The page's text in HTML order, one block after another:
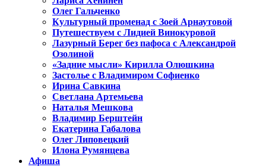
Олег Гальченко
Культурный променад с Зоей Арнаутовой
Путешествуем с Лидией Винокуровой
Лазурный Берег без пафоса с Александрой
Озолиной
«Задние мысли» Кирилла Олюшкина
Застолье с Владимиром Софиенко
Ирина Савкина
Светлана Артемьева
Наталья Мешкова
Владимир Берштейн
Екатерина Габалова
Олег Липовецкий
Илона Румянцева
Афиша